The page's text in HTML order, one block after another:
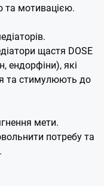
та мотивацією.
щастя DOSE
ендорфіни), які
та стимулюють до
мети.
потребу та